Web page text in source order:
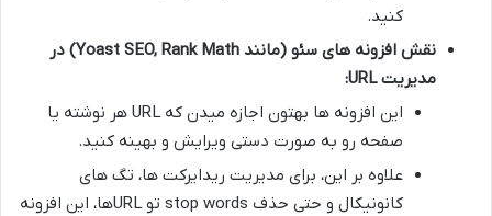
کنید.
نقش افزونه های سئو (مانند Yoast SEO, Rank Math) در
مدیریت URL:
این افزونه ها بهتون اجازه میدن که URL هر نوشته یا
صفحه رو به صورت دستی ویرایش و بهینه کنید.
علاوه بر این، برای مدیریت ریدایرکت ها، تگ های
کانونیکال و حتی حذف stop words تو URLها، این افزونه